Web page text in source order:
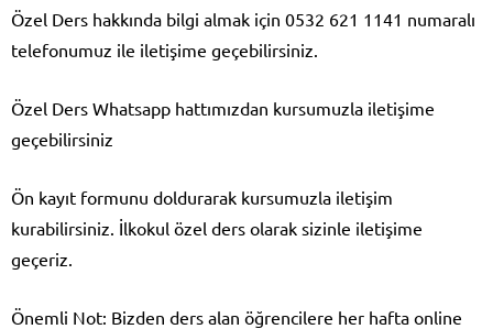
Özel Ders hakkında bilgi almak için 0532 621 1141 numaralı
telefonumuz ile iletişime geçebilirsiniz.
Özel Ders Whatsapp hattımızdan kursumuzla iletişime
geçebilirsiniz
Ön kayıt formunu doldurarak kursumuzla iletişim
kurabilirsiniz. İlkokul özel ders olarak sizinle iletişime
geçeriz.
Önemli Not: Bizden ders alan öğrencilere her hafta online